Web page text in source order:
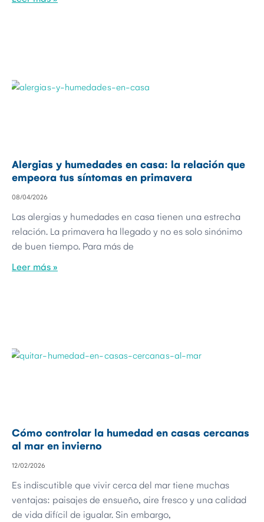
Alergias y humedades en casa: la relación que
empeora tus síntomas en primavera
08/04/2026
Las alergias y humedades en casa tienen una estrecha
relación. La primavera ha llegado y no es solo sinónimo
de buen tiempo. Para más de
Leer más »
Cómo controlar la humedad en casas cercanas
al mar en invierno
12/02/2026
Es indiscutible que vivir cerca del mar tiene muchas
ventajas: paisajes de ensueño, aire fresco y una calidad
de vida difícil de igualar. Sin embargo,